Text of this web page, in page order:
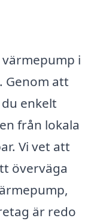
i
Genom att
enkelt
från lokala
Vi vet att
överväga
är redo